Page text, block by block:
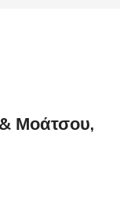
Μοάτσου,